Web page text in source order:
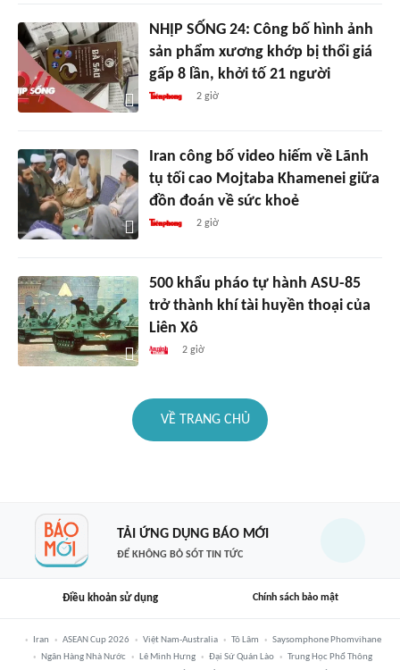
NHỊP SỐNG 24: Công bố hình ảnh
sản phẩm xương khớp bị thổi giá
gấp 8 lần, khởi tố 21 người
2 giờ
Iran công bố video hiếm về Lãnh
tụ tối cao Mojtaba Khamenei giữa
đồn đoán về sức khoẻ
2 giờ
500 khẩu pháo tự hành ASU-85
trở thành khí tài huyền thoại của
Liên Xô
2 giờ
VỀ TRANG CHỦ
TẢI ỨNG DỤNG BÁO MỚI
ĐỂ KHÔNG BỎ SÓT TIN TỨC
Điều khoản sử dụng Chính sách bảo mật
Iran ASEAN Cup 2026 Việt Nam-Australia Tô Lâm
Saysomphone Phomvihane
Ngân Hàng Nhà Nước
Lê Minh Hưng Đại Sứ Quán Lào
Trung Học Phổ Thông